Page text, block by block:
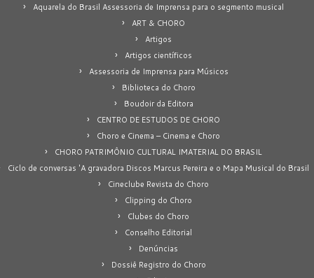
Aquarela do Brasil Assessoria de Imprensa para o segmento musical
ART & CHORO
Artigos
Artigos científicos
Assessoria de Imprensa para Músicos
Biblioteca do Choro
Boudoir da Editora
CENTRO DE ESTUDOS DE CHORO
Choro e Cinema – Cinema e Choro
CHORO PATRIMÔNIO CULTURAL IMATERIAL DO BRASIL
Ciclo de conversas 'A gravadora Discos Marcus Pereira e o Mapa Musical do Brasil
Cineclube Revista do Choro
Clipping do Choro
Clubes do Choro
Conselho Editorial
Denúncias
Dossiê Registro do Choro